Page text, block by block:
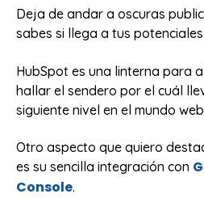
Deja de andar a oscuras
sabes si llega a tus
HubSpot es una linterna para
hallar el sendero por el cuál
siguiente nivel en el mundo
Otro aspecto que quiero
es su sencilla integración con
Console.